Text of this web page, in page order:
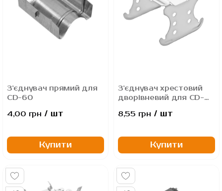
З'єднувач прямий для
CD-60
4,00 грн / шт
Купити
З'єднувач хрестовий
дворівневий для CD-
металу - 0,65 мм
8,55 грн / шт
Купити